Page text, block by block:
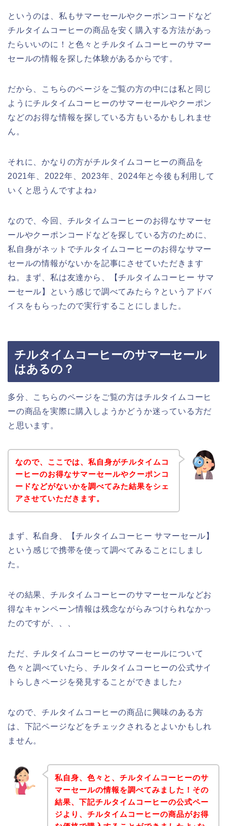
というのは、私もサマーセールやクーポンコードなど
チルタイムコーヒーの商品を安く購入する方法があっ
たらいいのに！と色々とチルタイムコーヒーのサマー
セールの情報を探した体験があるからです。
だから、こちらのページをご覧の方の中には私と同じ
ようにチルタイムコーヒーのサマーセールやクーポン
などのお得な情報を探している方もいるかもしれませ
ん。
それに、かなりの方がチルタイムコーヒーの商品を
2021年、2022年、2023年、2024年と今後も利用して
いくと思うんですよね♪
なので、今回、チルタイムコーヒーのお得なサマーセ
ールやクーポンコードなどを探している方のために、
私自身がネットでチルタイムコーヒーのお得なサマー
セールの情報がないかを記事にさせていただきます
ね。まず、私は友達から、【チルタイムコーヒー サマ
ーセール】という感じで調べてみたら？というアドバ
イスをもらったので実行することにしました。
チルタイムコーヒーのサマーセール
はあるの？
多分、こちらのページをご覧の方はチルタイムコーヒ
ーの商品を実際に購入しようかどうか迷っている方だ
と思います。
なので、ここでは、私自身がチルタイムコ
ーヒーのお得なサマーセールやクーポンコ
ードなどがないかを調べてみた結果をシェ
アさせていただきます。
まず、私自身、【チルタイムコーヒー サマーセール】
という感じで携帯を使って調べてみることにしまし
た。
その結果、チルタイムコーヒーのサマーセールなどお
得なキャンペーン情報は残念ながらみつけられなかっ
たのですが、、、
ただ、チルタイムコーヒーのサマーセールについて
色々と調べていたら、チルタイムコーヒーの公式サイ
トらしきページを発見することができました♪
なので、チルタイムコーヒーの商品に興味のある方
は、下記ページなどをチェックされるとよいかもしれ
ません。
私自身、色々と、チルタイムコーヒーのサ
マーセールの情報を調べてみました！その
結果、下記チルタイムコーヒーの公式ペー
ジより、チルタイムコーヒーの商品がお得